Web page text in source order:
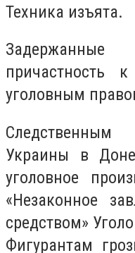
Техника изъята.
причастность
уголовным
Украины в
уголовное
«Незаконное
средством»
Фигурантам